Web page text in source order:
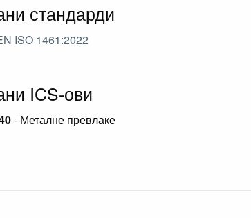
стандарди
ISO 1461:2022
ICS-ови
- Металне превлаке